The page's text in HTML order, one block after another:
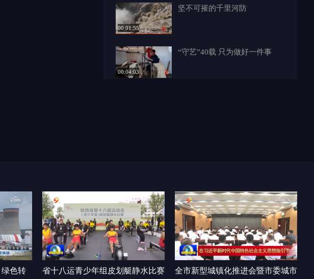
00:01:55
坚不可摧的千里河防
00:04:03
“守艺”40载 只为做好一件事
00:04:58
00:00:36
陕北共产党奠基人——李子洲
色转
省十八运青少年组皮划艇静水比赛
全市新型城镇化推进会暨市委城市